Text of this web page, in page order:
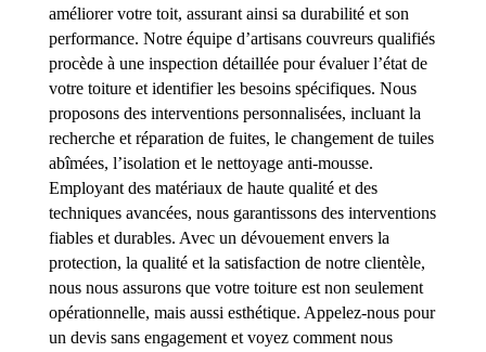
améliorer votre toit, assurant ainsi sa durabilité et son
performance. Notre équipe d’artisans couvreurs qualifiés
procède à une inspection détaillée pour évaluer l’état de
votre toiture et identifier les besoins spécifiques. Nous
proposons des interventions personnalisées, incluant la
recherche et réparation de fuites, le changement de tuiles
abîmées, l’isolation et le nettoyage anti-mousse.
Employant des matériaux de haute qualité et des
techniques avancées, nous garantissons des interventions
fiables et durables. Avec un dévouement envers la
protection, la qualité et la satisfaction de notre clientèle,
nous nous assurons que votre toiture est non seulement
opérationnelle, mais aussi esthétique. Appelez-nous pour
un devis sans engagement et voyez comment nous